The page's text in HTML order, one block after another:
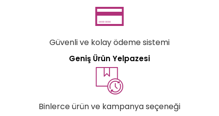
Güvenli ve kolay ödeme sistemi
Geniş Ürün Yelpazesi
Binlerce ürün ve kampanya seçeneği